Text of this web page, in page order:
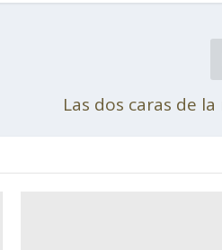
Las dos caras de